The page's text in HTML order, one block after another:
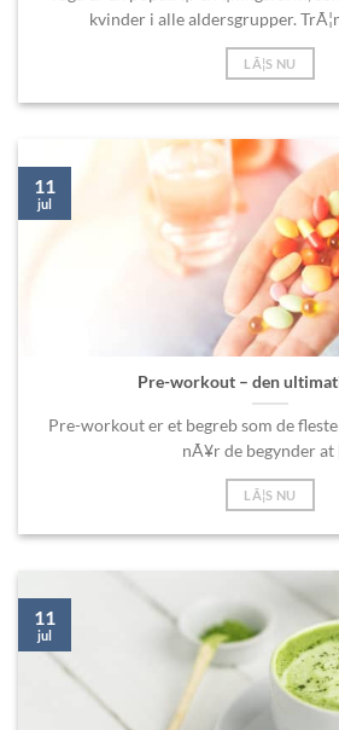
kvinder i alle aldersgrupper.
LÃ¦S NU
Pre-workout – den
Pre-workout er et begreb som de fleste
nÃ¥r de begynder at
LÃ¦S NU
11
jul
11
jul